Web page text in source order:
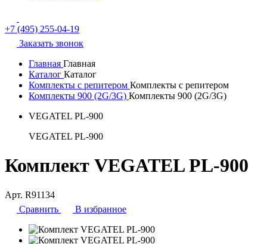
+7 (495) 255-04-19
Заказать звонок
Главная Главная
Каталог Каталог
Комплекты с репитером Комплекты с репитером
Комплекты 900 (2G/3G) Комплекты 900 (2G/3G)
VEGATEL PL-900
VEGATEL PL-900
Комплект VEGATEL PL-900
Арт. R91134
Сравнить
В избранное